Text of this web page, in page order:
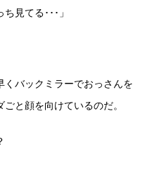
見てる･･･」
バックミラーでおっさんを
と顔を向けているのだ。